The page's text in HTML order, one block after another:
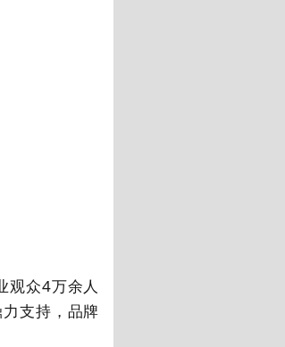
观众4万余人
支持，品牌